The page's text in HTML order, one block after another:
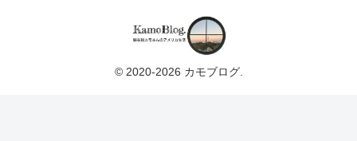
© 2020-2026 カモブログ.